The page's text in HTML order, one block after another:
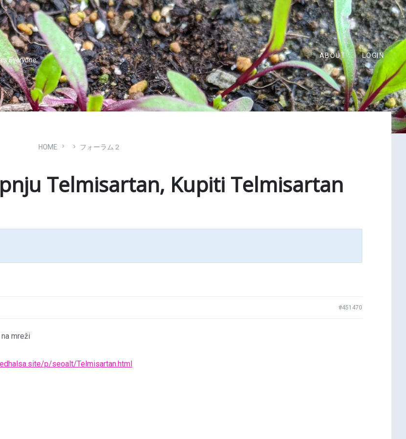
Everyone.
ABOUT LOGIN
HOME フォーラム２
Telmisartan, Kupiti Telmisartan
#451470
mreži
p/seoalt/Telmisartan.html